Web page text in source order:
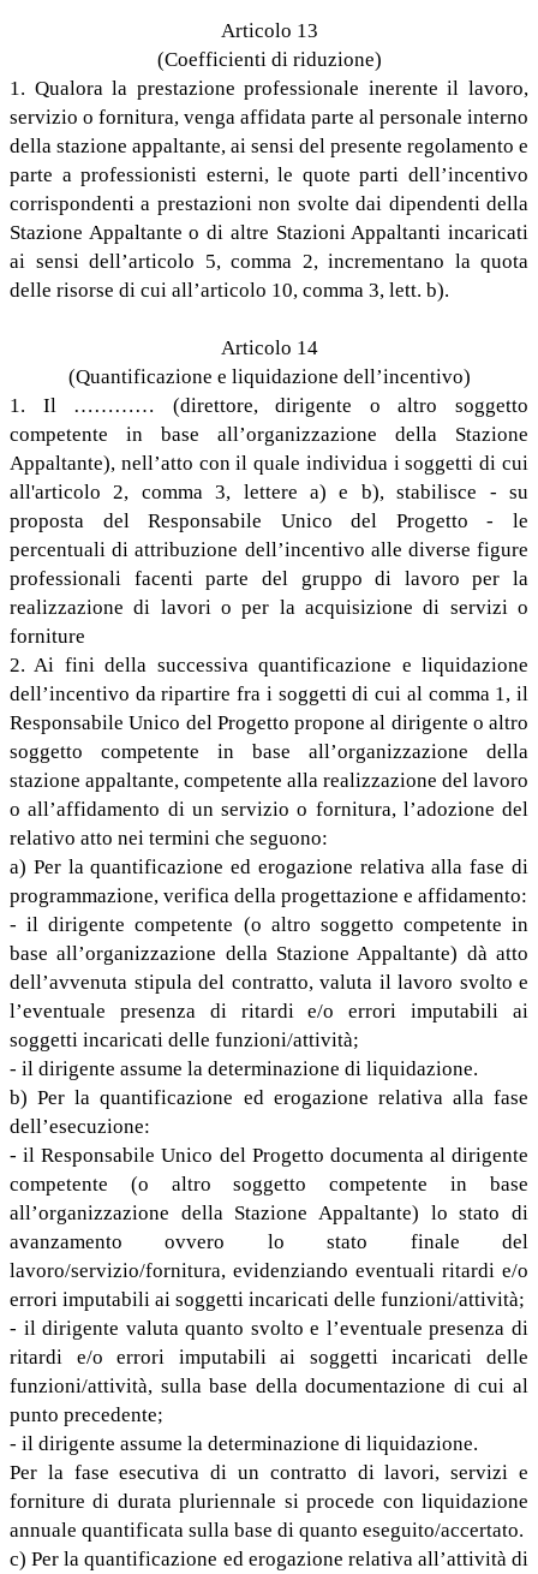
Articolo 13
(Coefficienti di riduzione)
1. Qualora la prestazione professionale inerente il lavoro,
servizio o fornitura, venga affidata parte al personale interno
della stazione appaltante, ai sensi del presente regolamento e
parte a professionisti esterni, le quote parti dell’incentivo
corrispondenti a prestazioni non svolte dai dipendenti della
Stazione Appaltante o di altre Stazioni Appaltanti incaricati
ai sensi dell’articolo 5, comma 2, incrementano la quota
delle risorse di cui all’articolo 10, comma 3, lett. b).
Articolo 14
(Quantificazione e liquidazione dell’incentivo)
1. Il ………… (direttore, dirigente o altro soggetto
competente in base all’organizzazione della Stazione
Appaltante), nell’atto con il quale individua i soggetti di cui
all'articolo 2, comma 3, lettere a) e b), stabilisce - su
proposta del Responsabile Unico del Progetto - le
percentuali di attribuzione dell’incentivo alle diverse figure
professionali facenti parte del gruppo di lavoro per la
realizzazione di lavori o per la acquisizione di servizi o
forniture
2. Ai fini della successiva quantificazione e liquidazione
dell’incentivo da ripartire fra i soggetti di cui al comma 1, il
Responsabile Unico del Progetto propone al dirigente o altro
soggetto competente in base all’organizzazione della
stazione appaltante, competente alla realizzazione del lavoro
o all’affidamento di un servizio o fornitura, l’adozione del
relativo atto nei termini che seguono:
a) Per la quantificazione ed erogazione relativa alla fase di
programmazione, verifica della progettazione e affidamento:
- il dirigente competente (o altro soggetto competente in
base all’organizzazione della Stazione Appaltante) dà atto
dell’avvenuta stipula del contratto, valuta il lavoro svolto e
l’eventuale presenza di ritardi e/o errori imputabili ai
soggetti incaricati delle funzioni/attività;
- il dirigente assume la determinazione di liquidazione.
b) Per la quantificazione ed erogazione relativa alla fase
dell’esecuzione:
- il Responsabile Unico del Progetto documenta al dirigente
competente (o altro soggetto competente in base
all’organizzazione della Stazione Appaltante) lo stato di
avanzamento ovvero lo stato finale del
lavoro/servizio/fornitura, evidenziando eventuali ritardi e/o
errori imputabili ai soggetti incaricati delle funzioni/attività;
- il dirigente valuta quanto svolto e l’eventuale presenza di
ritardi e/o errori imputabili ai soggetti incaricati delle
funzioni/attività, sulla base della documentazione di cui al
punto precedente;
- il dirigente assume la determinazione di liquidazione.
Per la fase esecutiva di un contratto di lavori, servizi e
forniture di durata pluriennale si procede con liquidazione
annuale quantificata sulla base di quanto eseguito/accertato.
c) Per la quantificazione ed erogazione relativa all’attività di